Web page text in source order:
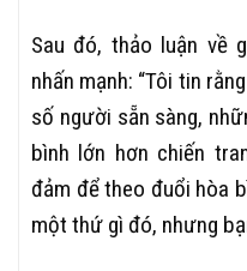
Sau đó, thảo luận về
nhấn mạnh: “Tôi tin
số người sẵn sàng,
bình lớn hơn chiến
đảm để theo đuổi hòa
một thứ gì đó, nhưng